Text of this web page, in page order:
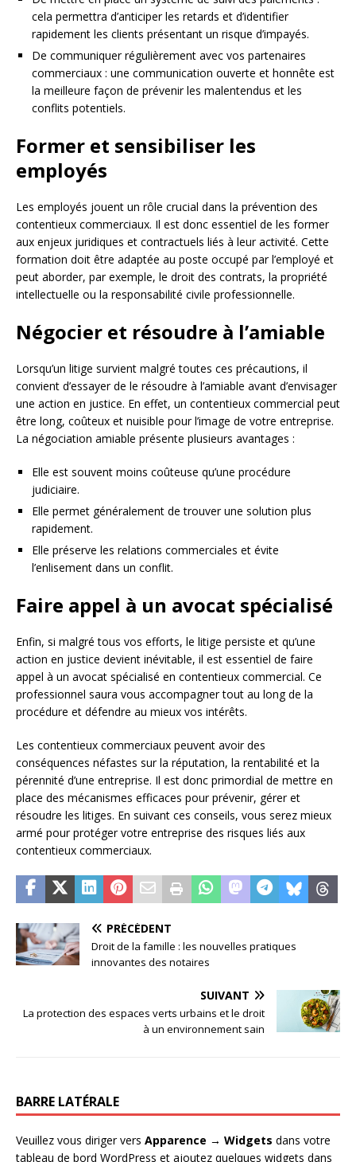
cela permettra d’anticiper les retards et d’identifier
rapidement les clients présentant un risque d’impayés.
De communiquer régulièrement avec vos partenaires
commerciaux : une communication ouverte et honnête est
la meilleure façon de prévenir les malentendus et les
conflits potentiels.
Former et sensibiliser les
employés
Les employés jouent un rôle crucial dans la prévention des
contentieux commerciaux. Il est donc essentiel de les former
aux enjeux juridiques et contractuels liés à leur activité. Cette
formation doit être adaptée au poste occupé par l’employé et
peut aborder, par exemple, le droit des contrats, la propriété
intellectuelle ou la responsabilité civile professionnelle.
Négocier et résoudre à l’amiable
Lorsqu’un litige survient malgré toutes ces précautions, il
convient d’essayer de le résoudre à l’amiable avant d’envisager
une action en justice. En effet, un contentieux commercial peut
être long, coûteux et nuisible pour l’image de votre entreprise.
La négociation amiable présente plusieurs avantages :
Elle est souvent moins coûteuse qu’une procédure
judiciaire.
Elle permet généralement de trouver une solution plus
rapidement.
Elle préserve les relations commerciales et évite
l’enlisement dans un conflit.
Faire appel à un avocat spécialisé
Enfin, si malgré tous vos efforts, le litige persiste et qu’une
action en justice devient inévitable, il est essentiel de faire
appel à un avocat spécialisé en contentieux commercial. Ce
professionnel saura vous accompagner tout au long de la
procédure et défendre au mieux vos intérêts.
Les contentieux commerciaux peuvent avoir des
conséquences néfastes sur la réputation, la rentabilité et la
pérennité d’une entreprise. Il est donc primordial de mettre en
place des mécanismes efficaces pour prévenir, gérer et
résoudre les litiges. En suivant ces conseils, vous serez mieux
armé pour protéger votre entreprise des risques liés aux
contentieux commerciaux.
PRÉCÉDENT
Droit de la famille : les nouvelles pratiques
innovantes des notaires
SUIVANT
La protection des espaces verts urbains et le droit
à un environnement sain
BARRE LATÉRALE
Veuillez vous diriger vers Apparence → Widgets dans votre
tableau de bord WordPress et ajoutez quelques widgets dans